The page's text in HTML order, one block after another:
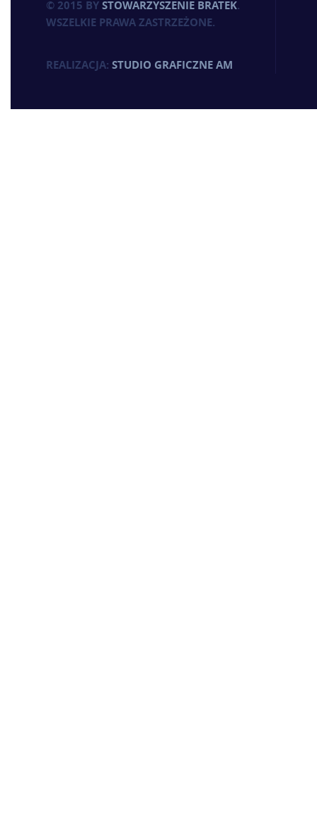
© 2015 BYSTOWARZYSZENIE BRATEK.
WSZELKIE PRAWA ZASTRZEŻONE.
REALIZACJA: STUDIO GRAFICZNE AM